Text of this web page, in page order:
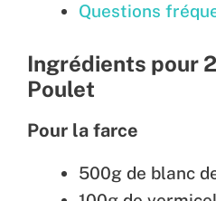
Questions
Ingrédients pour
Poulet
Pour la farce
500g de blanc